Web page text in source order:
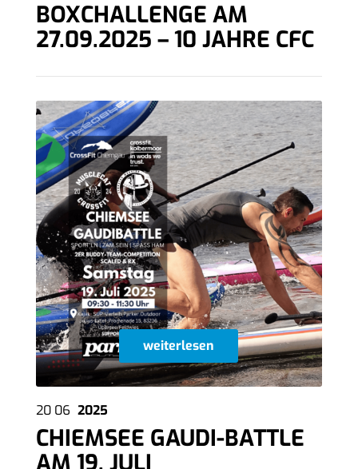
BOXCHALLENGE AM
27.09.2025 – 10 JAHRE CFC
weiterlesen
20 06 2025
CHIEMSEE GAUDI-BATTLE
AM 19. JULI